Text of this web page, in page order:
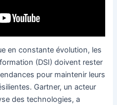
en constante évolution, les
(DSI) doivent rester
pour maintenir leurs
Gartner, un acteur
des technologies, a